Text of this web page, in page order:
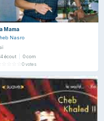
Mama
Nasro
écout
0 com
0 votes